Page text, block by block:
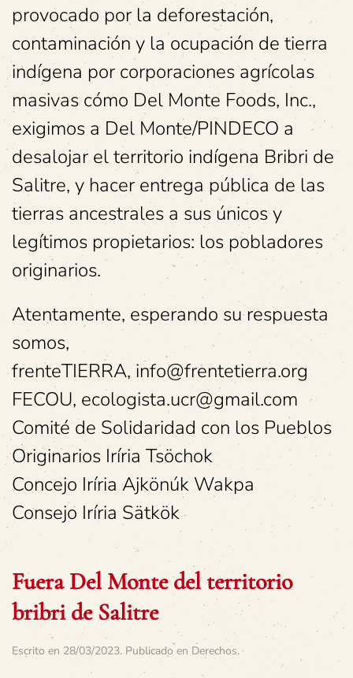
provocado por la deforestación,
contaminación y la ocupación de tierra
indígena por corporaciones agrícolas
masivas cómo Del Monte Foods, Inc.,
exigimos a Del Monte/PINDECO a
desalojar el territorio indígena Bribri de
Salitre, y hacer entrega pública de las
tierras ancestrales a sus únicos y
legítimos propietarios: los pobladores
originarios.
Atentamente, esperando su respuesta
somos,
frenteTIERRA, info@frentetierra.org
FECOU, ecologista.ucr@gmail.com
Comité de Solidaridad con los Pueblos
Originarios Iríria Tsöchok
Concejo Iríria Ajkönúk Wakpa
Consejo Iríria Sätkök
Fuera Del Monte del territorio
bribri de Salitre
Escrito en 28/03/2023. Publicado en Derechos.